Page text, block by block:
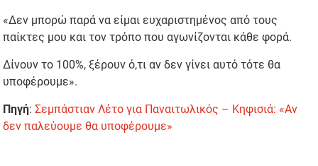
«Δεν μπορώ παρά να είμαι ευχαριστημένος από τους
παίκτες μου και τον τρόπο που αγωνίζονται κάθε φορά.
Δίνουν το 100%, ξέρουν ό,τι αν δεν γίνει αυτό τότε θα
υποφέρουμε».
Πηγή:Σεμπάστιαν Λέτο για Παναιτωλικός – Κηφισιά: «Αν
δεν παλεύουμε θα υποφέρουμε»